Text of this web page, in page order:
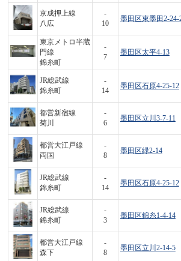
京成押上線
八広
-
10
墨田区東墨田2-24-
東京メトロ半蔵
門線
錦糸町
-
7
墨田区太平4-13
JR総武線
錦糸町
-
14
墨田区石原4-25-12
都営新宿線
菊川
-
6
墨田区立川3-7-11
都営大江戸線
両国
-
8
墨田区緑2-14
JR総武線
錦糸町
-
14
墨田区石原4-25-12
JR総武線
錦糸町
-
3
墨田区錦糸1-4-14
都営大江戸線
森下
-
8
墨田区立川2-14-5